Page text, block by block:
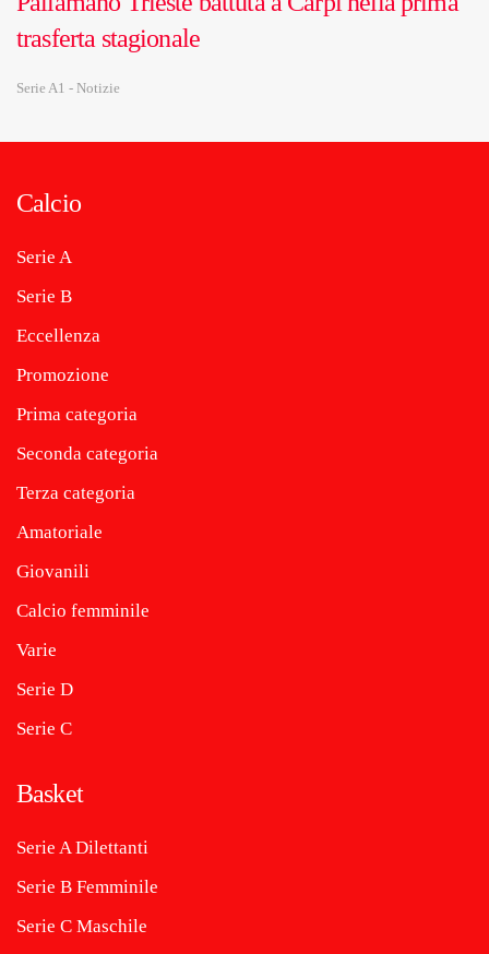
trasferta stagionale
Serie A1 - Notizie
Calcio
Serie A
Serie B
Eccellenza
Promozione
Prima categoria
Seconda categoria
Terza categoria
Amatoriale
Giovanili
Calcio femminile
Varie
Serie D
Serie C
Basket
Serie A Dilettanti
Serie B Femminile
Serie C Maschile